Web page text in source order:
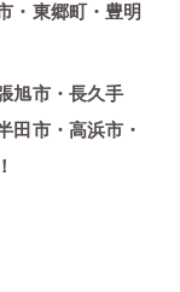
・東郷町・豊明
旭市・長久手
田市・高浜市・